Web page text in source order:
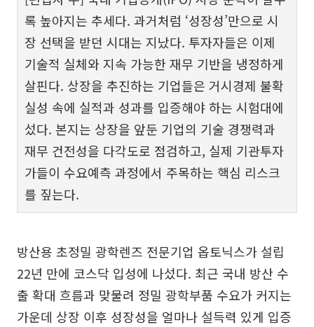
록 높아지는 추세다. 과거처럼 ‘성장성’만으로 시
장 선택을 받던 시대는 지났다. 투자자들은 이제
기술적 실체와 지속 가능한 재무 기반을 냉정하게
살핀다. 상장을 추진하는 기업들은 거시경제 불확
실성 속에 실적과 성과를 입증해야 하는 시험대에
섰다. 본지는 상장을 앞둔 기업의 기술 경쟁력과
재무 건전성을 다각도로 점검하고, 실제 기관투자
가들이 수요예측 과정에서 주목하는 핵심 리스크
를 짚는다.
방산용 초정밀 광학렌즈 전문기업 옵토닉스가 설립
22년 만에 코스닥 입성에 나섰다. 최근 국내 방산 수
출 확대 흐름과 맞물려 정밀 광학부품 수요가 커지는
가운데 상장 이후 성장성을 얼마나 설득력 있게 입증